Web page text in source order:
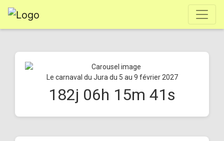
Le carnaval du Jura du 5 au 9 février 2027
182j 06h 15m 41s